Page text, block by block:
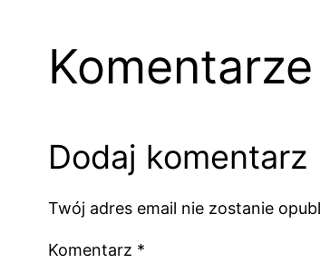
Komentarze
Dodaj komentarz
Twój adres email nie zostanie
Komentarz *